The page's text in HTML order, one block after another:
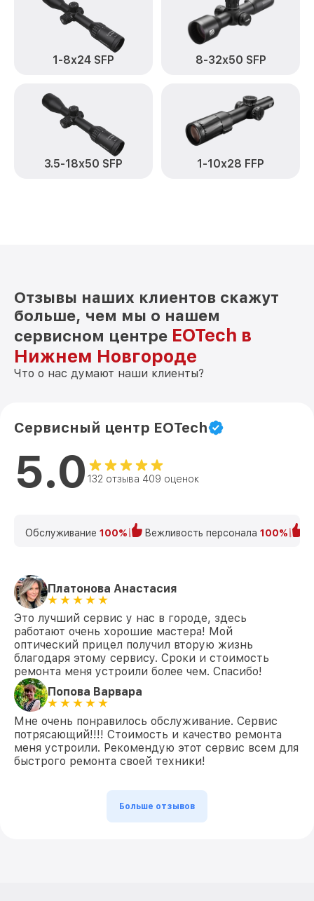
1-8x24 SFP 8-32x50 SFP
3.5-18x50 SFP 1-10x28 FFP
Отзывы наших клиентов скажут
больше, чем мы о нашем
сервисном центре EOTech в
Нижнем Новгороде
Что о нас думают наши клиенты?
Сервисный центр EOTech
5.0 132 отзыва 409 оценок
Обслуживание 100% Вежливость персонала 100%
Платонова Анастасия
Это лучший сервис у нас в городе, здесь
работают очень хорошие мастера! Мой
оптический прицел получил вторую жизнь
благодаря этому сервису. Сроки и стоимость
ремонта меня устроили более чем. Спасибо!
Попова Варвара
Мне очень понравилось обслуживание. Сервис
потрясающий!!!! Стоимость и качество ремонта
меня устроили. Рекомендую этот сервис всем для
быстрого ремонта своей техники!
Больше отзывов